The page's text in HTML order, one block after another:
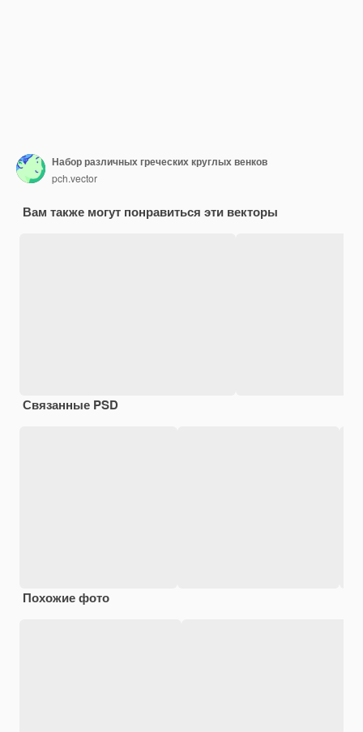
Набор различных греческих круглых венков
pch.vector
Вам также могут понравиться эти векторы
Связанные PSD
Похожие фото